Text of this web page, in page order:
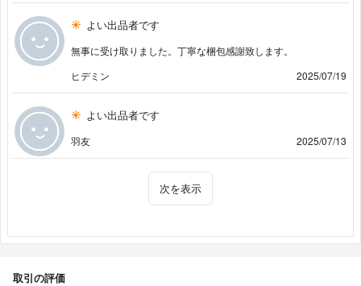
よい出品者です
無事に受け取りました。丁寧な梱包感謝致します。
ヒデミン
2025/07/19
よい出品者です
羽友 2025/07/13
次を表示
取引の評価